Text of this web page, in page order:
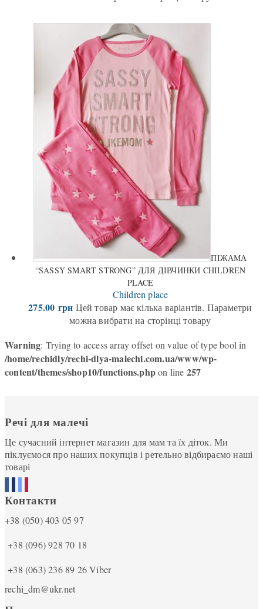
ПІЖАМА
“SASSY SMART STRONG” ДЛЯ ДІВЧИНКИ CHILDREN
PLACE
Children place
275.00 грн Цей товар має кілька варіантів. Параметри
можна вибрати на сторінці товару
Warning: Trying to access array offset on value of type bool in
/home/rechidly/rechi-dlya-malechi.com.ua/www/wp-
content/themes/shop10/functions.phpon line 257
Речі для малечі
Це сучасний інтернет магазин для мам та їх діток. Ми
піклуємося про наших покупців і ретельно відбираємо наші
товарі
Контакти
+38 (050) 403 05 97
+38 (096) 928 70 18
+38 (063) 236 89 26Viber
rechi_dm@ukr.net